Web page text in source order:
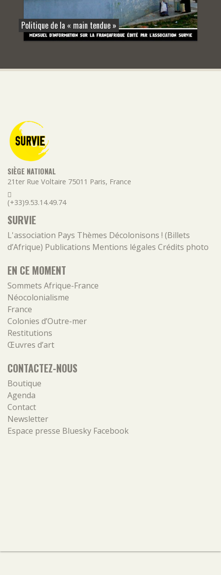
Politique de la « main tendue »
SIÈGE NATIONAL
21ter Rue Voltaire 75011 Paris, France
(+33)9.53.14.49.74
SURVIE
L'association Pays Thèmes Décolonisons ! (Billets
d’Afrique) Publications Mentions légales Crédits photo
EN CE MOMENT
Sommets Afrique-France
Néocolonialisme
France
Colonies d’Outre-mer
Restitutions
Œuvres d’art
CONTACTEZ-NOUS
Boutique
Agenda
Contact
Newsletter
Espace presse Bluesky Facebook